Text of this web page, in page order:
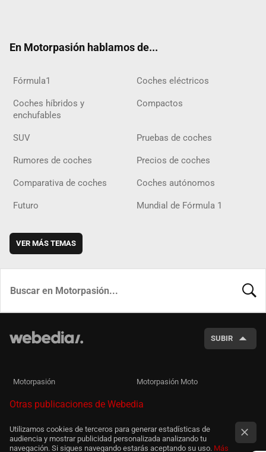
En Motorpasión hablamos de...
Fórmula1 Coches eléctricos
Coches híbridos y
enchufables
Compactos
SUV Pruebas de coches
Rumores de coches Precios de coches
Comparativa de coches Coches autónomos
Futuro Mundial de Fórmula 1
VER MÁS TEMAS
SUBIR
Motorpasión Motorpasión Moto
Otras publicaciones de Webedia
Utilizamos cookies de terceros para generar estadísticas de
audiencia y mostrar publicidad personalizada analizando tu
navegación. Si sigues navegando estarás aceptando su uso. Más